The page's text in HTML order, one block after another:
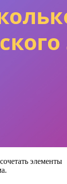
элементы